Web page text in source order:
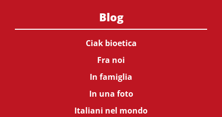
Blog
Ciak bioetica
Fra noi
In famiglia
In una foto
Italiani nel mondo